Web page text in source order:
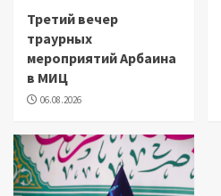
Третий вечер
траурных
мероприятий Арбаина
в МИЦ
06.08.2026